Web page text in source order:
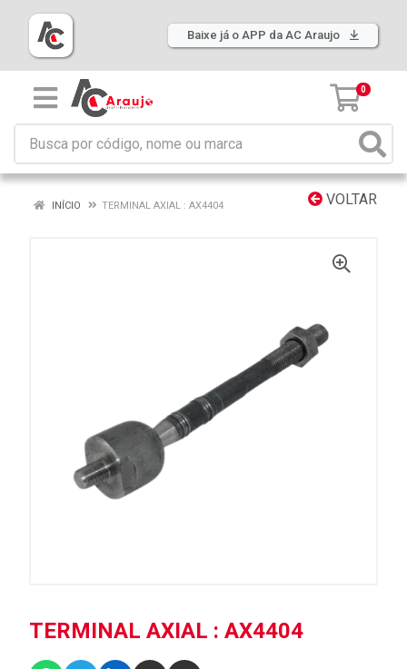
Baixe já o APP da AC Araujo
0
VOLTAR
INÍCIO TERMINAL AXIAL : AX4404
TERMINAL AXIAL : AX4404